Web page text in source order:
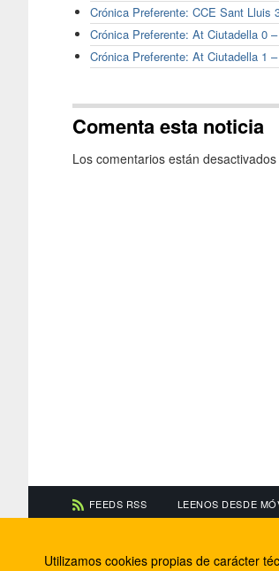
Crónica Preferente: CCE Sant Lluis
Crónica Preferente: At Ciutadella 0
Crónica Preferente: At Ciutadella 1
Comenta esta noticia
Los comentarios están
FEEDS RSS LEENOS DESDE
Información de contacto
Utilizamos cookies propias de carácter